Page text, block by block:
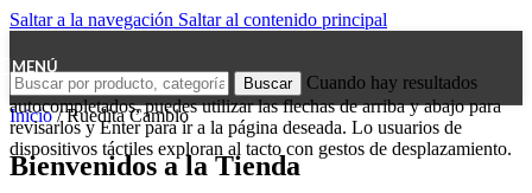
Saltar a la navegación Saltar al contenido principal
MENÚ
Buscar
Cuando hay resultados
autocompletados, puedes utilizar las flechas de arriba y abajo para
revisarlos y Enter para ir a la página deseada. Lo usuarios de
dispositivos táctiles exploran al tacto con gestos de desplazamiento.
Inicio/ Ruedita Cambio
Bienvenidos a la Tienda